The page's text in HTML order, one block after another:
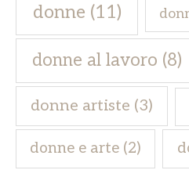
donne (11)
donne al lavoro (8)
donne artiste (3)
donne e arte (2)